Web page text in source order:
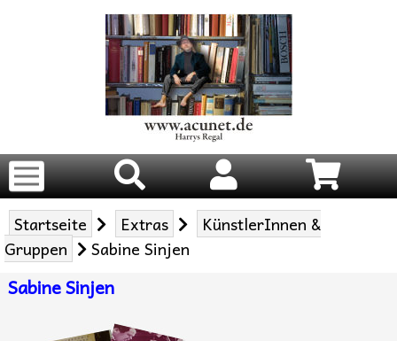
Startseite Extras
KünstlerInnen &
Gruppen
Sabine Sinjen
Sabine Sinjen